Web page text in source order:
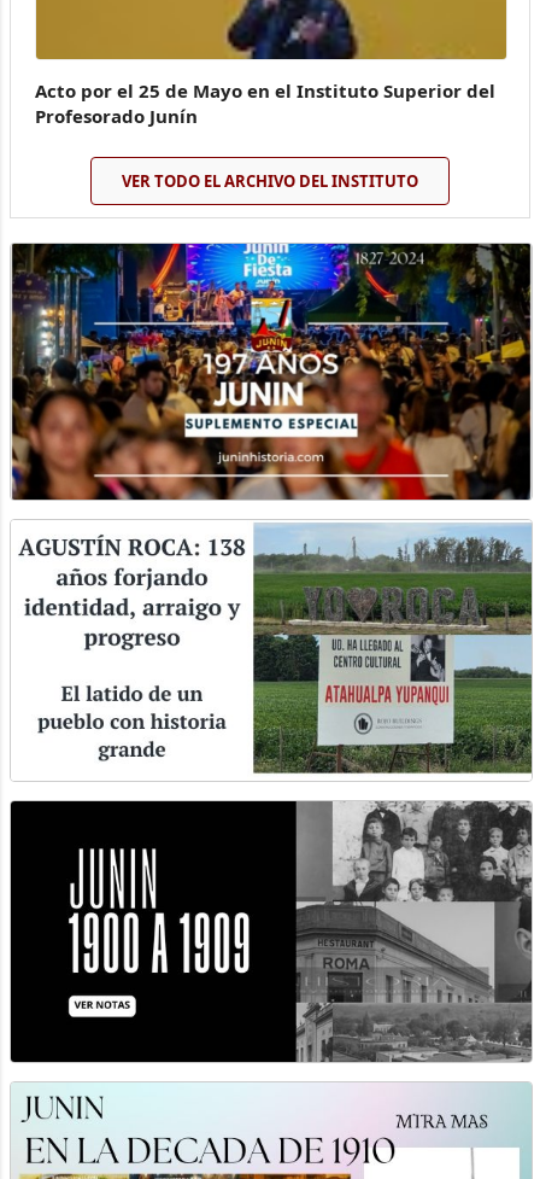
Acto por el 25 de Mayo en el Instituto Superior del
Profesorado Junín
VER TODO EL ARCHIVO DEL INSTITUTO